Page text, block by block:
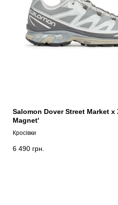
Salomon Dover Street Market x
Magnet'
Кросівки
6 490 грн.